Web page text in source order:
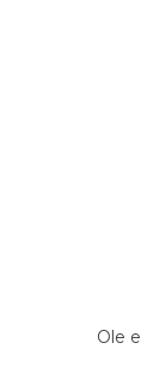
Ole